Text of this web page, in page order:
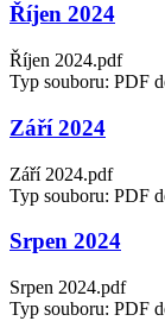
Říjen 2024
Říjen 2024.pdf
Typ souboru: PDF
Září 2024
Září 2024.pdf
Typ souboru: PDF
Srpen 2024
Srpen 2024.pdf
Typ souboru: PDF